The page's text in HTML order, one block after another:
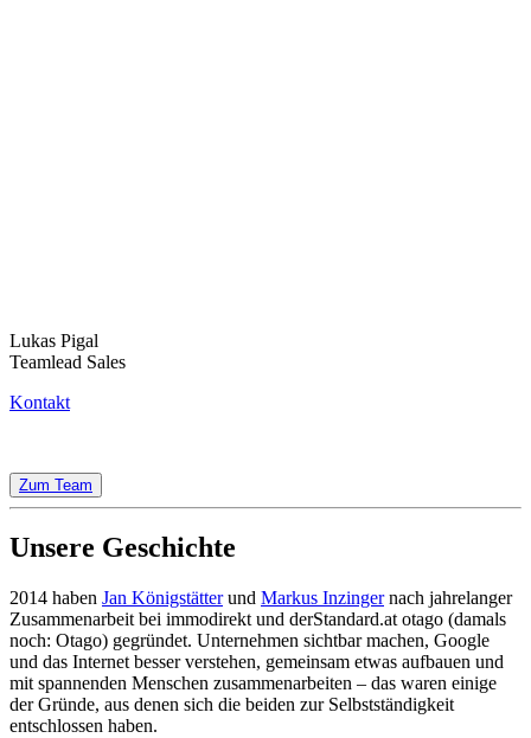
Lukas Pigal
Teamlead Sales
Kontakt
Zum Team
Unsere Geschichte
2014 haben Jan Königstätterund Markus Inzingernach jahrelanger
Zusammenarbeit bei immodirekt und derStandard.at otago (damals
noch: Otago) gegründet. Unternehmen sichtbar machen, Google
und das Internet besser verstehen, gemeinsam etwas aufbauen und
mit spannenden Menschen zusammenarbeiten – das waren einige
der Gründe, aus denen sich die beiden zur Selbstständigkeit
entschlossen haben.